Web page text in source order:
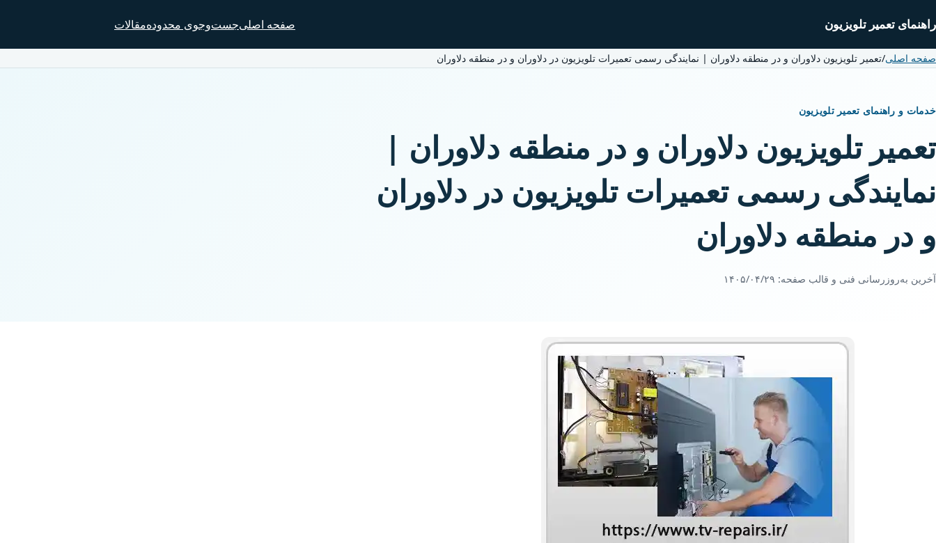
راهنمای تعمیر تلویزیون صفحه اصلیجست‌وجوی محدودهمقالات
صفحه اصلی/تعمیر تلویزیون دلاوران و در منطقه دلاوران | نمایندگی رسمی تعمیرات تلویزیون در دلاوران و در منطقه دلاوران
خدمات و راهنمای تعمیر تلویزیون
تعمیر تلویزیون دلاوران و در منطقه دلاوران |
نمایندگی رسمی تعمیرات تلویزیون در دلاوران
و در منطقه دلاوران
آخرین به‌روزرسانی فنی و قالب صفحه: ۱۴۰۵/۰۴/۲۹